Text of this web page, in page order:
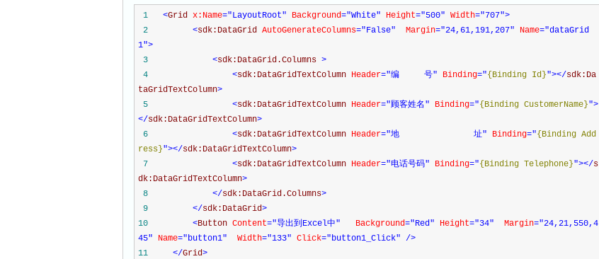
1 <Grid x:Name="LayoutRoot" Background="White" Height="500" Width="707">
2
<sdk:DataGrid AutoGenerateColumns="False" Margin="24,61,191,207" Name="dataGrid
1">
3
<sdk:DataGrid.Columns >
4
<sdk:DataGridTextColumn Header="编 号" Binding="{Binding Id}"></sdk:Da
taGridTextColumn>
5
<sdk:DataGridTextColumn Header="顾客姓名" Binding="{Binding CustomerName}">
</sdk:DataGridTextColumn>
6
<sdk:DataGridTextColumn Header="地 址" Binding="{Binding Add
ress}"></sdk:DataGridTextColumn>
7
<sdk:DataGridTextColumn Header="电话号码" Binding="{Binding Telephone}"></s
dk:DataGridTextColumn>
8
</sdk:DataGrid.Columns>
9
</sdk:DataGrid>
10
<Button Content="导出到Excel中" Background="Red" Height="34" Margin="24,21,550,4
45" Name="button1" Width="133" Click="button1_Click" />
11
</Grid>